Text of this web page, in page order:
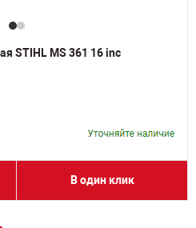
STIHL MS 361 16 inc
В один клик